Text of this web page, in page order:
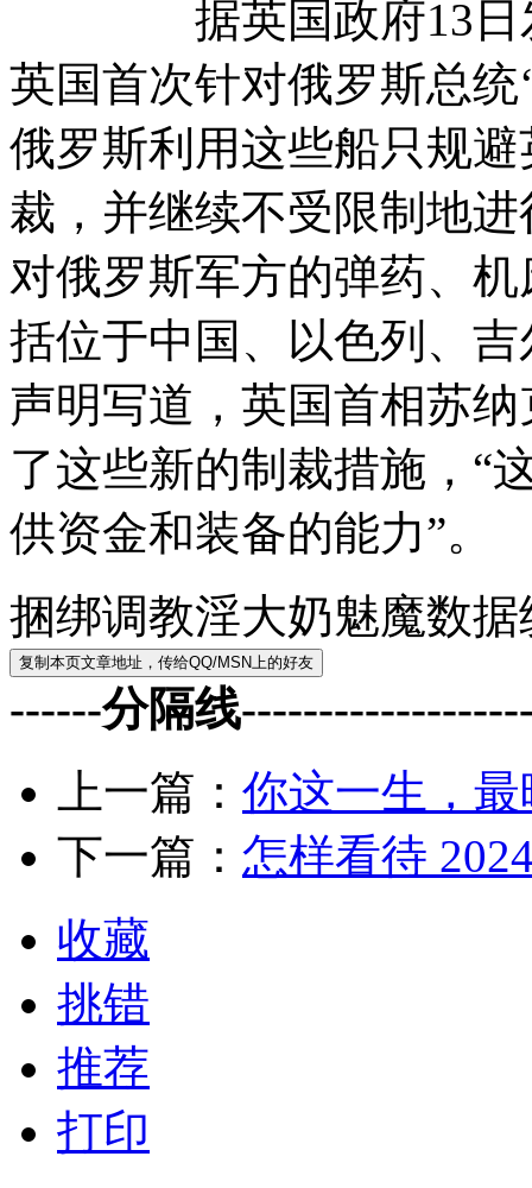
据英国政府13日发
英国首次针对俄罗斯总统
俄罗斯利用这些船只规
裁，并继续不受限制地
对俄罗斯军方的弹药、
括位于中国、以色列、
声明写道，英国首相苏
了这些新的制裁措施，“
供资金和装备的能力”。
捆绑调教淫大奶魅魔数
------分隔线
上一篇： 你这一生，
下一篇： 怎样看待
收藏
挑错
推荐
打印